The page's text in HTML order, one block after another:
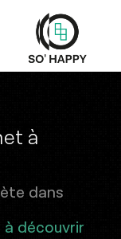
et à
dans
à découvrir